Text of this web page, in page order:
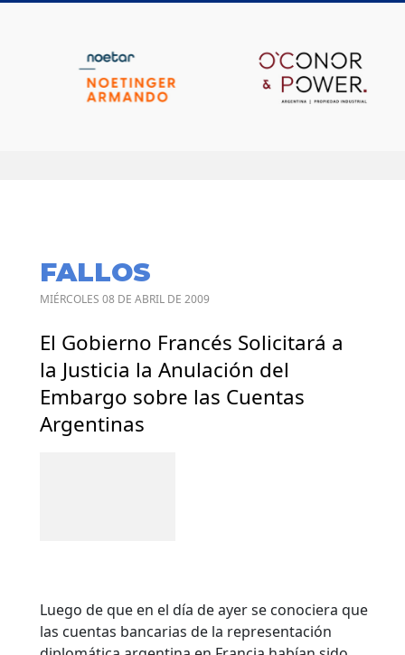
FALLOS
MIÉRCOLES 08 DE ABRIL DE 2009
El Gobierno Francés Solicitará a
la Justicia la Anulación del
Embargo sobre las Cuentas
Argentinas
Luego de que en el día de ayer se conociera que
las cuentas bancarias de la representación